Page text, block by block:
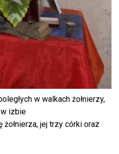
w walkach żołnierzy,
izbie
jej trzy córki oraz